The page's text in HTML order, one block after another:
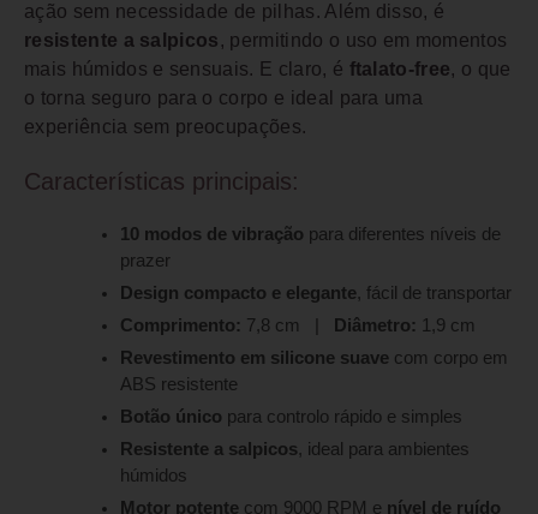
ação sem necessidade de pilhas. Além disso, é
resistente a salpicos , permitindo o uso em momentos
mais húmidos e sensuais. E claro, é ftalato-free, o que
o torna seguro para o corpo e ideal para uma
experiência sem preocupações.
Características principais:
10 modos de vibração para diferentes níveis de
prazer
Design compacto e elegante, fácil de transportar
Comprimento: 7,8 cm | Diâmetro: 1,9 cm
Revestimento em silicone suave com corpo em
ABS resistente
Botão único para controlo rápido e simples
Resistente a salpicos, ideal para ambientes
húmidos
Motor potente com 9000 RPM e nível de ruído